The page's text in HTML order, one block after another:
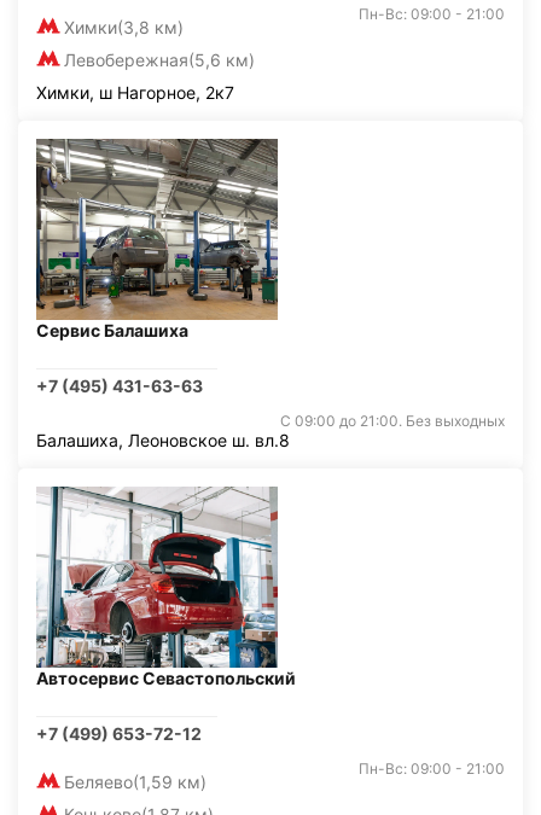
Химки(3,8 км)
Левобережная(5,6 км)
Пн-Вс: 09:00 - 21:00
Химки, ш Нагорное, 2к7
Сервис Балашиха
+7 (495) 431-63-63
С 09:00 до 21:00. Без выходных
Балашиха, Леоновское ш. вл.8
Автосервис Севастопольский
+7 (499) 653-72-12
Беляево(1,59 км)
Пн-Вс: 09:00 - 21:00